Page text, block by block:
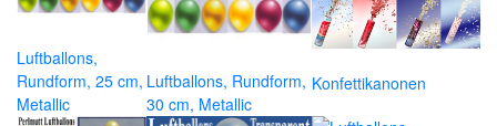
Luftballons,
Rundform, 25 cm,
Metallic
Luftballons, Rundform,
30 cm, Metallic
Konfettikanonen